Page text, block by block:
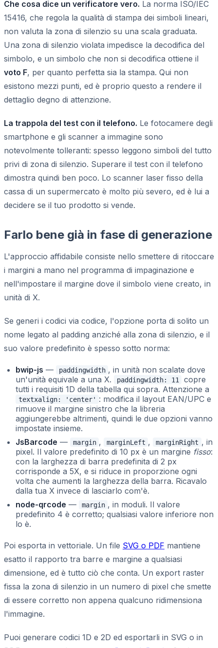
Che cosa dice un verificatore vero. La norma ISO/IEC
15416, che regola la qualità di stampa dei simboli lineari,
non valuta la zona di silenzio su una scala graduata.
Una zona di silenzio violata impedisce la decodifica del
simbolo, e un simbolo che non si decodifica ottiene il
voto F, per quanto perfetta sia la stampa. Qui non
esistono mezzi punti, ed è proprio questo a rendere il
dettaglio degno di attenzione.
La trappola del test con il telefono. Le fotocamere degli
smartphone e gli scanner a immagine sono
notevolmente tolleranti: spesso leggono simboli del tutto
privi di zona di silenzio. Superare il test con il telefono
dimostra quindi ben poco. Lo scanner laser fisso della
cassa di un supermercato è molto più severo, ed è lui a
decidere se il tuo prodotto si vende.
Farlo bene già in fase di generazione
L'approccio affidabile consiste nello smettere di ritoccare
i margini a mano nel programma di impaginazione e
nell'impostare il margine dove il simbolo viene creato, in
unità di X.
Se generi i codici via codice, l'opzione porta di solito un
nome legato al padding anziché alla zona di silenzio, e il
suo valore predefinito è spesso sotto norma:
bwip-js — paddingwidth , in unità non scalate dove
un'unità equivale a una X.
paddingwidth: 11
copre
tutti i requisiti 1D della tabella qui sopra. Attenzione a
textxalign: 'center' : modifica il layout EAN/UPC e
rimuove il margine sinistro che la libreria
aggiungerebbe altrimenti, quindi le due opzioni vanno
impostate insieme.
JsBarcode — margin , marginLeft , marginRight , in
pixel. Il valore predefinito di 10 px è un margine fisso:
con la larghezza di barra predefinita di 2 px
corrisponde a 5X, e si riduce in proporzione ogni
volta che aumenti la larghezza della barra. Ricavalo
dalla tua X invece di lasciarlo com'è.
node-qrcode — margin , in moduli. Il valore
predefinito 4 è corretto; qualsiasi valore inferiore non
lo è.
Poi esporta in vettoriale. Un file SVG o PDF mantiene
esatto il rapporto tra barre e margine a qualsiasi
dimensione, ed è tutto ciò che conta. Un export raster
fissa la zona di silenzio in un numero di pixel che smette
di essere corretto non appena qualcuno ridimensiona
l'immagine.
Puoi generare codici 1D e 2D ed esportarli in SVG o in